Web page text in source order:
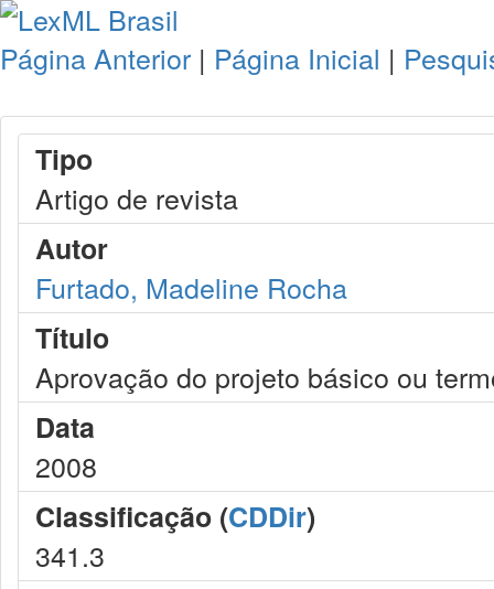
Página Anterior | Página Inicial |
Tipo
Artigo de revista
Autor
Furtado, Madeline Rocha
Título
Aprovação do projeto básico ou
Data
2008
Classificação (CDDir)
341.3